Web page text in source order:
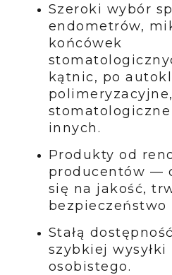
Szeroki wybór
endometrów,
końcówek
kątnic, po
innych.
Produkty od
producentów —
się na jakość,
bezpieczeństwo
Stałą
szybkiej
osobistego.